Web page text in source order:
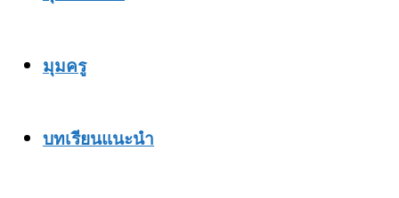
มุมครู
บทเรียนแนะนำ